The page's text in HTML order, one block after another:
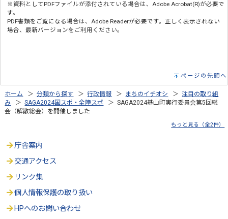
※資料としてPDFファイルが添付されている場合は、Adobe Acrobat(R)が必要で
す。
PDF書類をご覧になる場合は、Adobe Readerが必要です。正しく表示されない
場合、最新バージョンをご利用ください。
ページの先頭へ
ホーム ＞分類から探す ＞行政情報 ＞ まちのイチオシ ＞注目の取り組
み
＞SAGA2024国スポ・全障スポ
＞ SAGA2024基山町実行委員会第5回総
会（解散総会）を開催しました
もっと見る（全2件）
庁舎案内
交通アクセス
リンク集
個人情報保護の取り扱い
HPへのお問い合わせ